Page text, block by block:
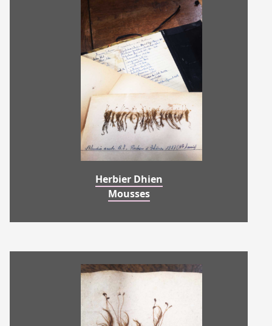
Herbier Dhien
Mousses